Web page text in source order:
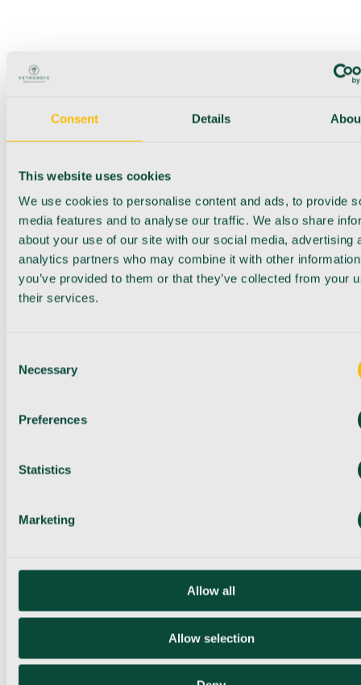
Consent Details
This website uses cookies
We use cookies to personalise content and ads, to provide
media features and to analyse our traffic. We also share
about your use of our site with our social media, advertising
analytics partners who may combine it with other
you’ve provided to them or that they’ve collected from your
their services.
Selection
Necessary
Preferences
Statistics
Marketing
Allow all
Allow selection